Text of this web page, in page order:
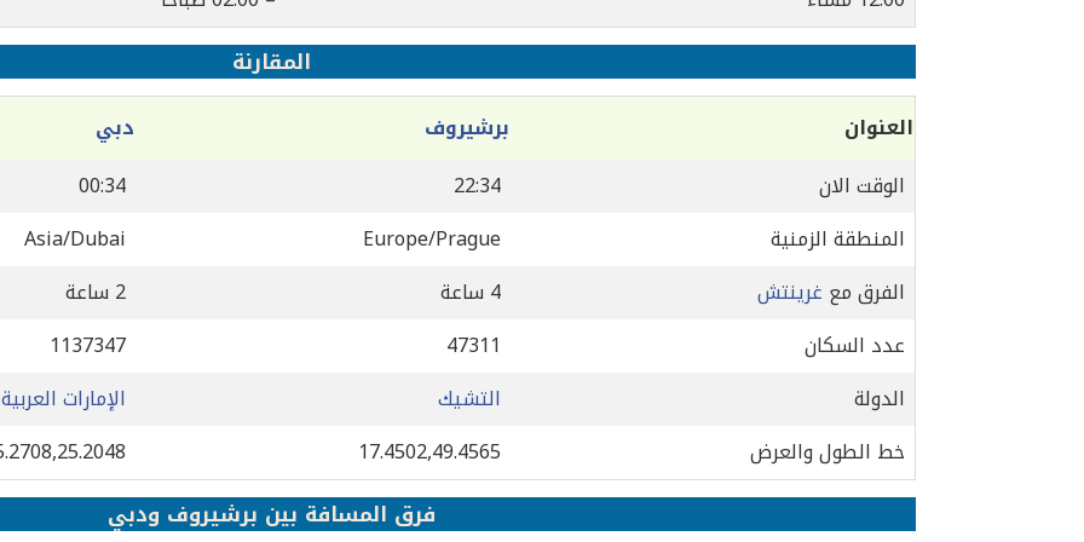
المقارنة
العنوان برشيروف
دبي
الوقت الان
22:34
00:34
المنطقة الزمنية
Europe/Prague
Asia/Dubai
الفرق مع غرينتش 4 ساعة
2 ساعة
عدد السكان
47311
1137347
الدولة
التشيك
الإمارات
خط الطول والعرض
17.4502,49.4565
فرق المسافة بين برشيروف ودبي